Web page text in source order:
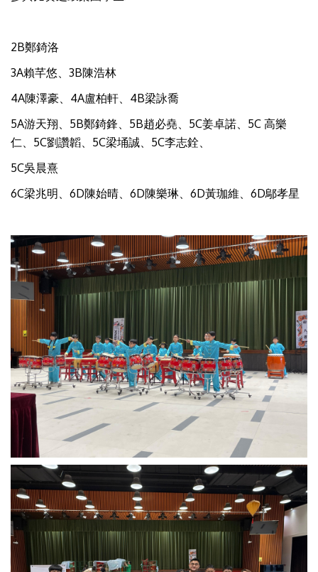
2B鄭錡洛
3A賴芊悠、3B陳浩林
4A陳澤豪、4A盧柏軒、4B梁詠喬
5A游天翔、5B鄭錡鋒、5B趙必堯、5C姜卓諾、5C 高樂
仁、5C劉讚韜、5C梁埇誠、5C李志銓、
5C吳晨熹
6C梁兆明、6D陳始晴、6D陳樂琳、6D黃珈維、6D鄔孝星